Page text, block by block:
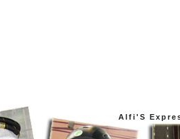
Alfi'S